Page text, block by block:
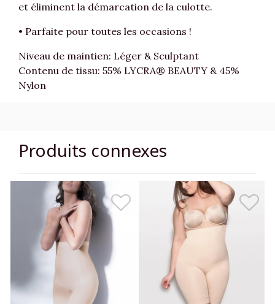
et éliminent la démarcation de la culotte.
• Parfaite pour toutes les occasions !
Niveau de maintien: Léger & Sculptant
Contenu de tissu: 55% LYCRA® BEAUTY & 45%
Nylon
Produits connexes